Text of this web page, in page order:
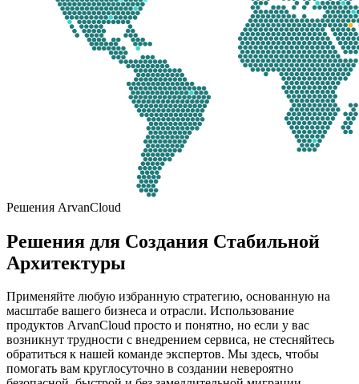
Решения ArvanCloud
Решения для Создания Стабильной
Архитектуры
Применяйте любую избранную стратегию, основанную на
масштабе вашего бизнеса и отрасли. Использование
продуктов ArvanCloud просто и понятно, но если у вас
возникнут трудности с внедрением сервиса, не стесняйтесь
обратиться к нашей команде экспертов. Мы здесь, чтобы
помогать вам круглосуточно в создании невероятно